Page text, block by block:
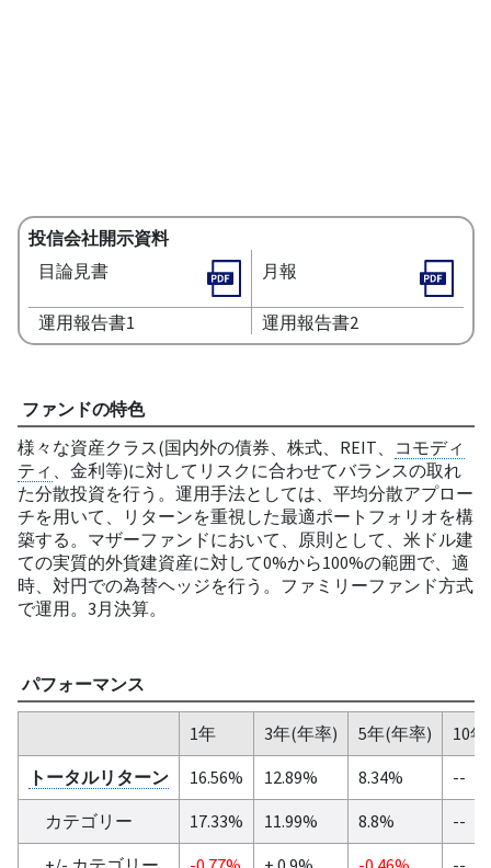
投信会社開示資料
目論見書
月報
運用報告書1 運用報告書2
ファンドの特色
様々な資産クラス(国内外の債券、株式、REIT、
コモディ
ティ
、金利等)に対してリスクに合わせてバランスの取れ
た分散投資を行う。運用手法としては、平均分散アプロー
チを用いて、リターンを重視した最適ポートフォリオを構
築する。マザーファンドにおいて、原則として、米ドル建
ての実質的外貨建資産に対して0%から100%の範囲で、適
時、対円での為替ヘッジを行う。ファミリーファンド方式
で運用。3月決算。
パフォーマンス
1年 3年(年率) 5年(年率)
10
トータルリターン
16.56% 12.89% 8.34%
--
カテゴリー
17.33% 11.99% 8.8%
--